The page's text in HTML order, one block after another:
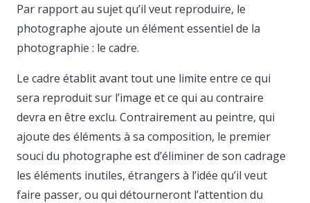
Par rapport au sujet qu’il veut reproduire, le
photographe ajoute un élément essentiel de la
photographie : le cadre.
Le cadre établit avant tout une limite entre ce qui
sera reproduit sur l’image et ce qui au contraire
devra en être exclu. Contrairement au peintre, qui
ajoute des éléments à sa composition, le premier
souci du photographe est d’éliminer de son cadrage
les éléments inutiles, étrangers à l’idée qu’il veut
faire passer, ou qui détourneront l’attention du